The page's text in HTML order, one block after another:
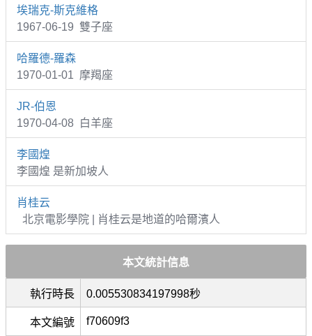
埃瑞克-斯克維格
1967-06-19 雙子座
哈羅德-羅森
1970-01-01 摩羯座
JR-伯恩
1970-04-08 白羊座
李國煌
李國煌 是新加坡人
肖桂云
北京電影學院 | 肖桂云是地道的哈爾濱人
本文統計信息
執行時長 0.005530834197998秒
本文編號 f70609f3